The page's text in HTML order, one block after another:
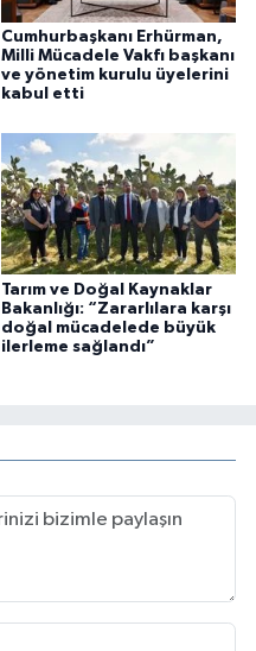
Cumhurbaşkanı Erhürman,
Milli Mücadele Vakfı başkanı
ve yönetim kurulu üyelerini
kabul etti
Tarım ve Doğal Kaynaklar
Bakanlığı: “Zararlılara karşı
doğal mücadelede büyük
ilerleme sağlandı”